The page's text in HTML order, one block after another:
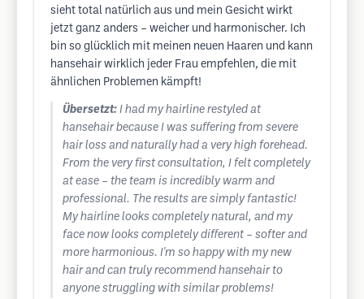
sieht total natürlich aus und mein Gesicht wirkt
jetzt ganz anders – weicher und harmonischer. Ich
bin so glücklich mit meinen neuen Haaren und kann
hansehair wirklich jeder Frau empfehlen, die mit
ähnlichen Problemen kämpft!
Übersetzt: I had my hairline restyled at
hansehair because I was suffering from severe
hair loss and naturally had a very high forehead.
From the very first consultation, I felt completely
at ease – the team is incredibly warm and
professional. The results are simply fantastic!
My hairline looks completely natural, and my
face now looks completely different – ​​softer and
more harmonious. I'm so happy with my new
hair and can truly recommend hansehair to
anyone struggling with similar problems!